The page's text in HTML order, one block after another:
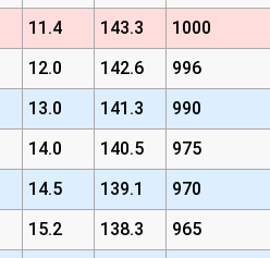
11.4 143.3
1000
12.0 142.6
996
13.0 141.3
990
14.0 140.5
975
14.5 139.1
970
15.2 138.3
965